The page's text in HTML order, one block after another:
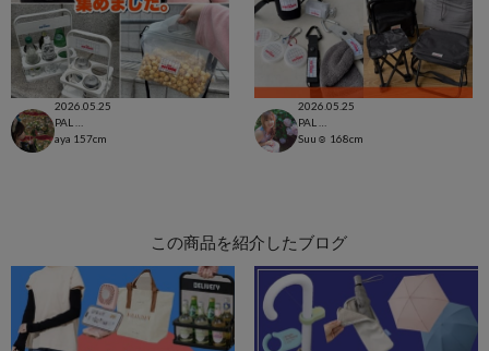
2026.05.25
aya 157cm
2026.05.25
Suu☺︎ 168cm
この商品を紹介したブログ